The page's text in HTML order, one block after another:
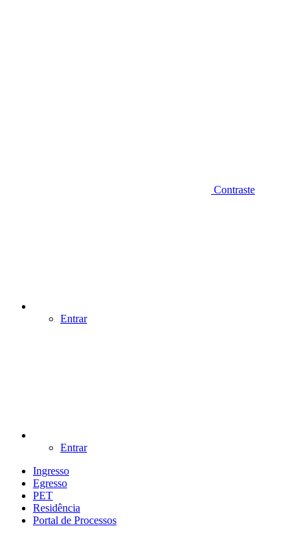
Contraste
Entrar
Entrar
Ingresso
Egresso
PET
Residência
Portal de Processos